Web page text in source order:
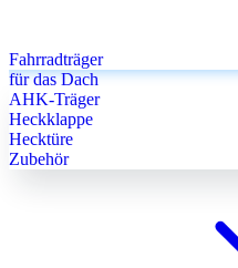
Fahrradträger
für das Dach
AHK-Träger
Heckklappe
Hecktüre
Zubehör